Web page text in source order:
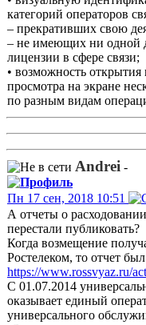
категорий операторов
– прекративших свою
– не имеющих ни одной
лицензии в сфере связи;
• возможность
просмотра на экране
по разным видам
Andrei -
Пн 17 сен, 2018 10:51
А отчеты о
перестали публиковать?
Когда возмещение
Ростелеком, то отчет
https://www.rossvyaz.ru/
С 01.07.2014
оказывает единый
универсального